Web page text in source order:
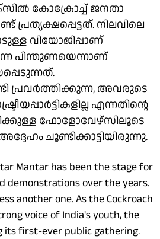
കോക്രോച്ച് ജനതാ
പ്രത്യക്ഷപ്പെട്ടത്. നിലവിലെ
വിയോജിപ്പാണ്
പിന്തുണയെന്നാണ്
പ്രവർത്തിക്കുന്ന, അവരുടെ
എന്നതിന്റെ
ഫോളോവേഴ്സിലൂടെ
ചൂണ്ടിക്കാട്ടിയിരുന്നു.
Mantar has been the stage for
demonstrations over the years.
another one. As the Cockroach
voice of India's youth, the
its first-ever public gathering.